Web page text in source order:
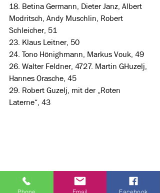
18. Betina Germann, Dieter Janz, Albert
Modritsch, Andy Muschlin, Robert
Schleicher, 51
23. Klaus Leitner, 50
24. Tono Hönighmann, Markus Vouk, 49
26. Walter Feldner, 4727. Martin GHuzelj,
Hannes Orasche, 45
29. Robert Guzelj, mit der „Roten
Laterne“, 43
Phone Email Facebook